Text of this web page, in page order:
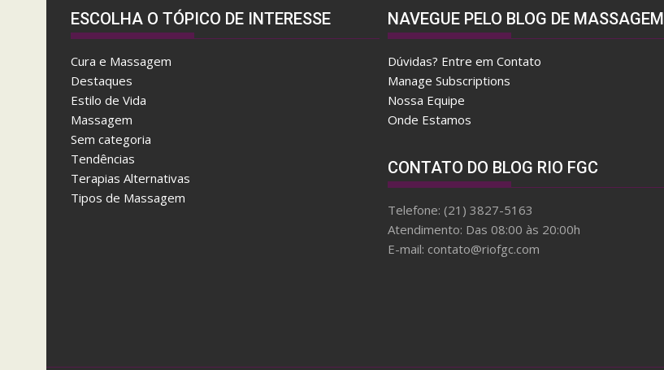
ESCOLHA O TÓPICO DE INTERESSE
Cura e Massagem
Destaques
Estilo de Vida
Massagem
Sem categoria
Tendências
Terapias Alternativas
Tipos de Massagem
NAVEGUE PELO BLOG DE MASSAGEM
Dúvidas? Entre em Contato
Manage Subscriptions
Nossa Equipe
Onde Estamos
CONTATO DO BLOG RIO FGC
Telefone: (21) 3827-5163
Atendimento: Das 08:00 às 20:00h
E-mail: contato@riofgc.com